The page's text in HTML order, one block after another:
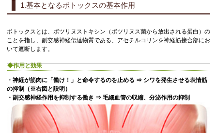
1.基本となるボトックスの基本作用
ボトックスとは、ボツリヌストキシン（ボツリヌス菌から放出される蛋白）の
ことを指し、副交感神経伝達物質である、アセチルコリンを神経筋接合部にお
いて遮断します。
◆作用と効果
・神経が筋肉に「働け！」と命令するのを止める ⇒ シワを発生させる表情筋
の抑制
（※右図と説明）
・副交感神経作用を抑制する働き ⇒ 毛細血管の収縮、分泌作用の抑制